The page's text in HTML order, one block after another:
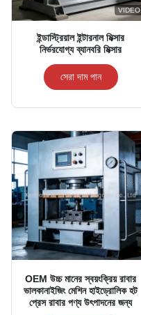
VIDEO
ইন্ডাস্ট্রিয়াল ইন্টারনাল মিক্সার
নির্ভরযোগ্য ব্যানবরি মিক্সার
সেরা দাম পান
OEM উচ্চ মানের স্বয়ংক্রিয় রাবার
ভালকানাইজিং মেশিন হাইড্রোলিক হট
প্রেস রাবার পণ্য উৎপাদনের জন্য